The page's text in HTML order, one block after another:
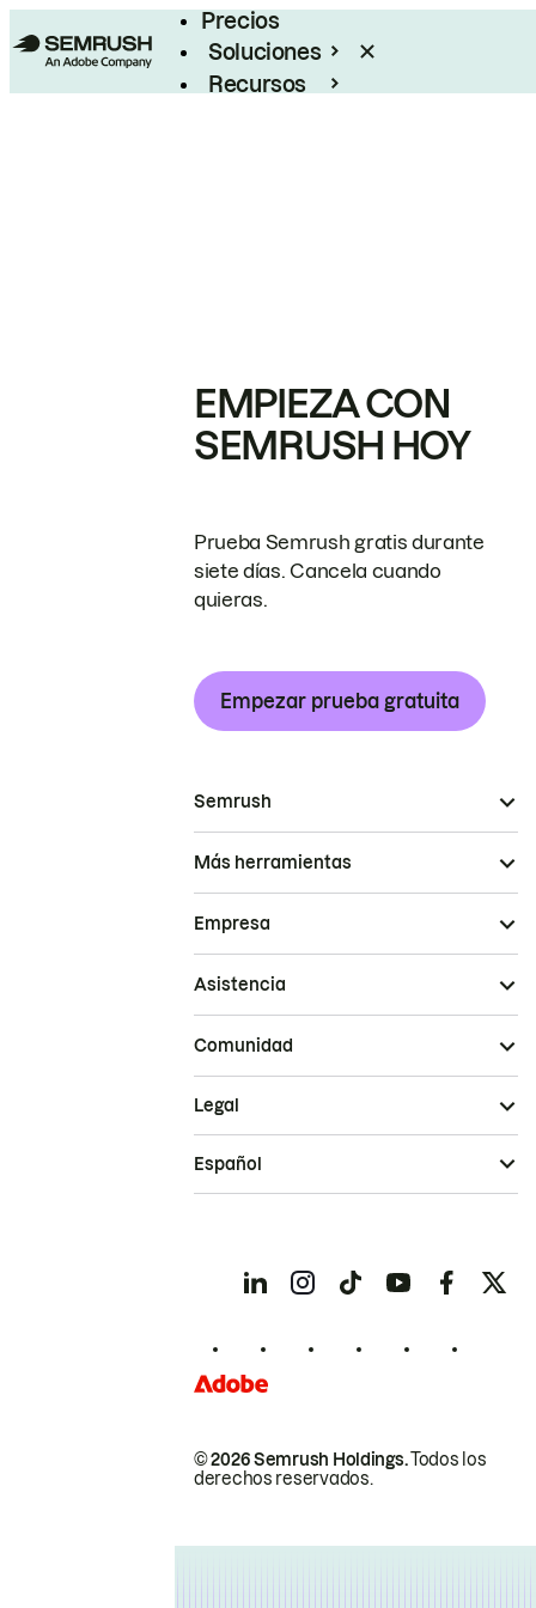
Precios
Soluciones
Recursos
EMPIEZA CON
SEMRUSH HOY
Prueba Semrush gratis durante
siete días. Cancela cuando
quieras.
Empezar prueba gratuita
Semrush
Más herramientas
Empresa
Asistencia
Comunidad
© 2026 Semrush Holdings.Todos los
derechos reservados.
Legal
Español